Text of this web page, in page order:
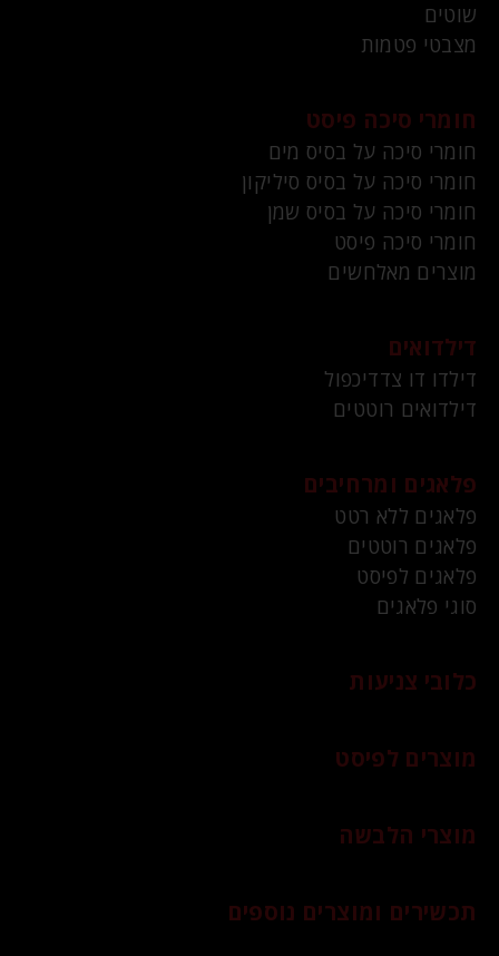
שוטים
מצבטי פטמות
חומרי סיכה פיסט
חומרי סיכה על בסיס מים
חומרי סיכה על בסיס סיליקון
חומרי סיכה על בסיס שמן
חומרי סיכה פיסט
מוצרים מאלחשים
דילדואים
דילדו דו צדדיכפול
דילדואים רוטטים
פלאגים ומרחיבים
פלאגים ללא רטט
פלאגים רוטטים
פלאגים לפיסט
סוגי פלאגים
כלובי צניעות
מוצרים לפיסט
מוצרי הלבשה
תכשירים ומוצרים נוספים